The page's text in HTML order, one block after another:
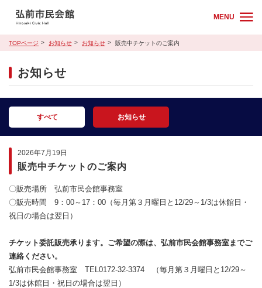
MENU
TOPページ お知らせ お知らせ 販売中チケットのご案内
お知らせ
すべて お知らせ
2026年7月19日
販売中チケットのご案内
〇販売場所 弘前市民会館事務室
〇販売時間 9：00～17：00（毎月第３月曜日と12/29～1/3は休館日・
祝日の場合は翌日）
チケット委託販売承ります。ご希望の際は、弘前市民会館事務室までご
連絡ください。
弘前市民会館事務室 TEL0172-32-3374 （毎月第３月曜日と12/29～
1/3は休館日・祝日の場合は翌日）